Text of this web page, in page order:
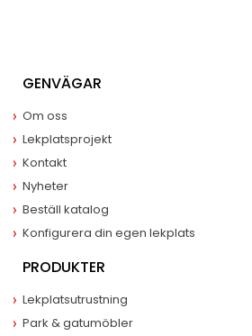
GENVÄGAR
Om oss
Lekplatsprojekt
Kontakt
Nyheter
Beställ katalog
Konfigurera din egen lekplats
PRODUKTER
Lekplatsutrustning
Park & gatumöbler